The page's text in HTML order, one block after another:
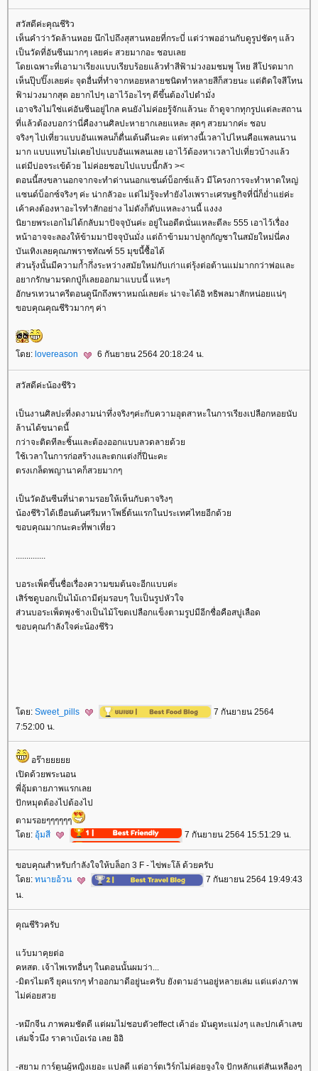
สวัสดีค่ะคุณชีริว
เห็นคำว่าวัดล้านหอย นึกไปถึงสุสานหอยที่กระบี่ แต่ว่าพออ่านกับดูรูปชัดๆ แล้ว
เป็นวัดที่อันซีนมากๆ เลยค่ะ สวยมากอะ ชอบเล
ดยเฉพาะที่เอามาเรียงแบบเรียบร้อยแล้วทำสีฟ้าม่วงอมชมพู โหย สีโปรดมาก
เห็นปุ๊บปิ๊งเลยค่ะ จุดอื่นที่ทำจากหอยหลายชนิดทำหลายสีก็สวยนะ แต่ติดใจสีโทน
ฟ้าม่วงมากสุด อยากไปๆ เอาไว้อะไรๆ ดีขึ้นต้องไปตำมั่ง
เอาจริงไม่ใช่แค่อันซีนอยู่ไกล คนยังไม่ค่อยรู้จักแล้วนะ ถ้าดูจากทุกรูปแต่ละสถาน
ที่แล้วต้องบอกว่านี่คืองานศิลปะหายากเลยแหละ สุดๆ สวยมากค่ะ ชอบ
จริงๆ ไปเที่ยวแบบอันแพลนก็ตื่นเต้นดีนะคะ แต่ทางนี้เวลาไปไหนคือแพลนนาน
มาก แบบแทบไม่เคยไปแบบอันแพลนเลย เอาไว้ต้องหาเวลาไปเที่ยวบ้างแล้ว
ต่มีบ่อจระเข้ด้วย ไม่ค่อยชอบไปแบบนี้กลัว ><
ตอนนี้สงขลานอกจากจะทำด่านนอกแซนด์บ็อกซ์แล้ว มีโครงการจะทำหาดใหญ่
ซนด์บ็อกซ์จริงๆ ค่ะ น่ากลัวอะ แต่ไม่รู้จะทำยังไงเพราะเศรษฐกิจที่นี่ก็ย่ำแย่ค่ะ
เค้าคงต้องหาอะไรทำสักอย่าง ไม่ดังก็ดับแหละงานนี้ แงงง
นิยายพระเอกไม่ได้กลับมาปัจจุบันค่ะ อยู่ในอดีตนั่นแหละดีละ 555 เอาไว้เรื่อง
หน้าอาจจะลองให้ข้ามมาปัจจุบันมั่ง แต่ถ้าข้ามมาปลูกกัญชาในสมัยใหม่นี่คง
บันเทิงเลยคุณภพราชทัณฑ์ 55 มุขนี้ซื้อได้
ส่วนรุ้งนั้นมีความก้ำกึ่งระหว่างสมัยใหม่กับเก่าแต่รุ้งต่อต้านแม่มากกว่าพ่อและ
อยากรักษามรดกปู่ก็เลยออกมาแบบนี้ แหะๆ
อักษรเทวนาครีตอนดูนึกถึงพราหมณ์เลยค่ะ น่าจะได้อิ ทธิพลมาสักหน่อยแน่ๆ
ขอบคุณคุณชีริวมากๆ ค่า
ดย: lovereason 6 กันยายน 2564 20:18:24 น.
สวัสดีค่ะน้องชีริว
เป็นงานศิลปะที่งดงามน่าทึ่งจริงๆค่ะกับความอุตสาหะในการเรียงเปลือกหอยนับ
ล้านได้ขนาดนี้
กว่าจะติดทีละชิ้นและต้องออกแบบลวดลายด้ว
ช้เวลาในการก่อสร้างและตกแต่งกี่ปีนะคะ
ตรงเกล็ดพญานาคก็สวยมากๆ
เป็นวัดอันซีนที่น่าตามรอยให้เห็นกับตาจริงๆ
น้องชีริวได้เยือนต้นศรีมหาโพธิ์ต้นแรกในประเทศไทยอีกด้ว
ขอบคุณมากนะคะที่พาเที่ยว
บอระเพ็ดขึ้นชื่อเรื่องความขมต้นจะอีกแบบค่ะ
เสิร์ชดูบอกเป็นไม้เถามีตุ่มรอบๆ ใบเป็นรูปหัวใจ
ส่วนบอระเพ็ดพุงช้างเป็นไม้โขดเปลือกแข็งตามรูปมีอีกชื่อคือสบู่เลือด
ขอบคุณกำลังใจค่ะน้องชีริว
ดย: Sweet_pills
7 กันยายน 2564
7:52:00 น.
อร๊า
เปิดด้วยพระนอน
พี่อุ้มตายภาพแรกเล
ปักหมุดต้องไปต้องไป
ตามรอยๆๆๆๆๆๆ
ดย: อุ้มสี 7 กันยายน 2564 15:51:29 น.
ขอบคุณสำหรับกำลังใจให้บล็อก 3 F - ไข่พะโล้ ด้วยครับ
ดย: ทนายอ้วน
7 กันยายน 2564 19:49:43
น.
คุณชีริวครับ
ว้บมาคุยต่อ
คหสต. เจ้าไพเรทอื่นๆ ในตอนนั้นผมว่า...
-มิตรไมตรี ยุคแรกๆ ทำออกมาดีอยู่นะครับ ยังตามอ่านอยู่หลายเล่ม แต่แต่งภาพ
ไม่ค่อยสว
-หมึกจีน ภาพคมชัดดี แต่ผมไม่ชอบตัวeffect เค้าอ่ะ มันดูทะแม่งๆ และปกเค้าเลข
เล่มจิ๋วนึง ราคาเบ้อเร่อ เลย อิอิ
-สยาม การ์ตูนผู้หญิงเยอะ แปลดี แต่อาร์ตเวิร์กไม่ค่อยจูงใจ ปักหลักแต่สันเหลืองๆ